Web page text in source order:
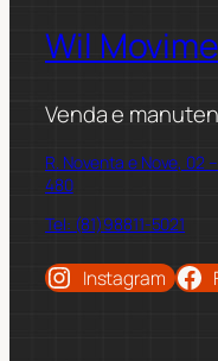
Wil
Venda e
R. Noventa e Nove, 02
480
Tel: (81)98811-5021
Instagram